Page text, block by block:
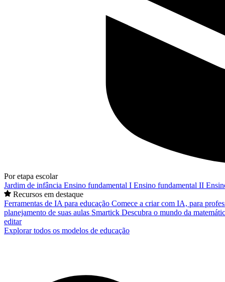
Por etapa escolar
Jardim de infância Ensino fundamental I Ensino fundamental II
Recursos em destaque
Ferramentas de IA para educação Comece a criar com IA, para
planejamento de suas aulas Smartick Descubra o mundo da
editar
Explorar todos os modelos de educação